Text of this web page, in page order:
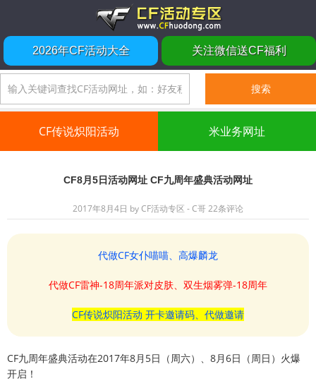
2026年CF活动大全 关注微信送CF福利
CF传说炽阳活动 米业务网址
CF8月5日活动网址 CF九周年盛典活动网址
2017年8月4日 byCF活动专区 - C哥22条评论
代做CF女仆喵喵、高爆麟龙
代做CF雷神-18周年派对皮肤、双生烟雾弹-18周年
CF传说炽阳活动 开卡邀请码、代做邀请
CF九周年盛典活动在2017年8月5日（周六）、8月6日（周日）火爆
开启！